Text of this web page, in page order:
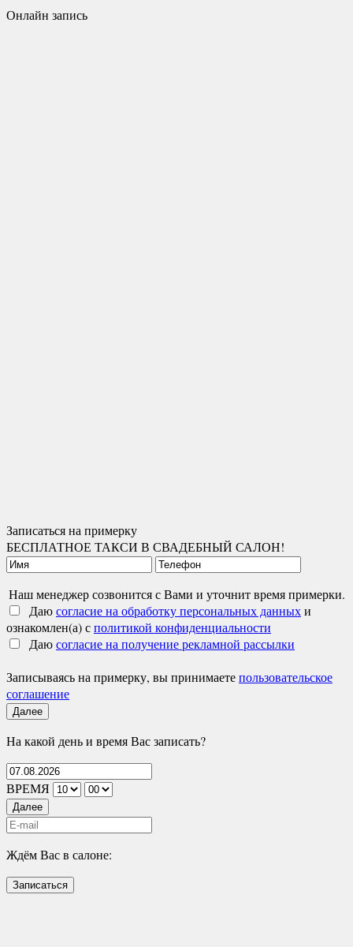
Онлайн запись
Записаться на примерку
БЕСПЛАТНОЕ ТАКСИ В СВАДЕБНЫЙ САЛОН!
Наш менеджер созвонится с Вами и уточнит время примерки.
Даюсогласие на обработку персональных данныхи
ознакомлен(а) сполитикой конфиденциальности
Даюсогласие на получение рекламной рассылки
Записываясь на примерку, вы принимаетепользовательское
соглашение
Далее
На какой день и время Вас записать?
ВРЕМЯ
Далее
Ждём Вас в салоне:
Записаться